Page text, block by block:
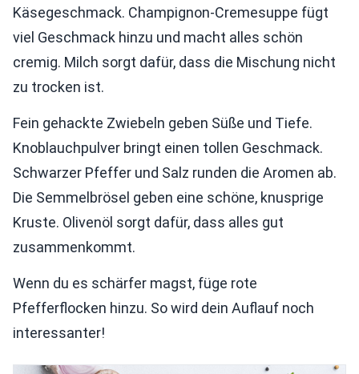
Käsegeschmack. Champignon-Cremesuppe fügt
viel Geschmack hinzu und macht alles schön
cremig. Milch sorgt dafür, dass die Mischung nicht
zu trocken ist.
Fein gehackte Zwiebeln geben Süße und Tiefe.
Knoblauchpulver bringt einen tollen Geschmack.
Schwarzer Pfeffer und Salz runden die Aromen ab.
Die Semmelbrösel geben eine schöne, knusprige
Kruste. Olivenöl sorgt dafür, dass alles gut
zusammenkommt.
Wenn du es schärfer magst, füge rote
Pfefferflocken hinzu. So wird dein Auflauf noch
interessanter!